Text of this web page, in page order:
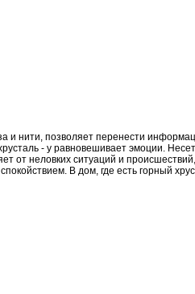
и нити, позволяет перенести
- у равновешивает эмоции.
от неловких ситуаций и
В дом, где есть горный